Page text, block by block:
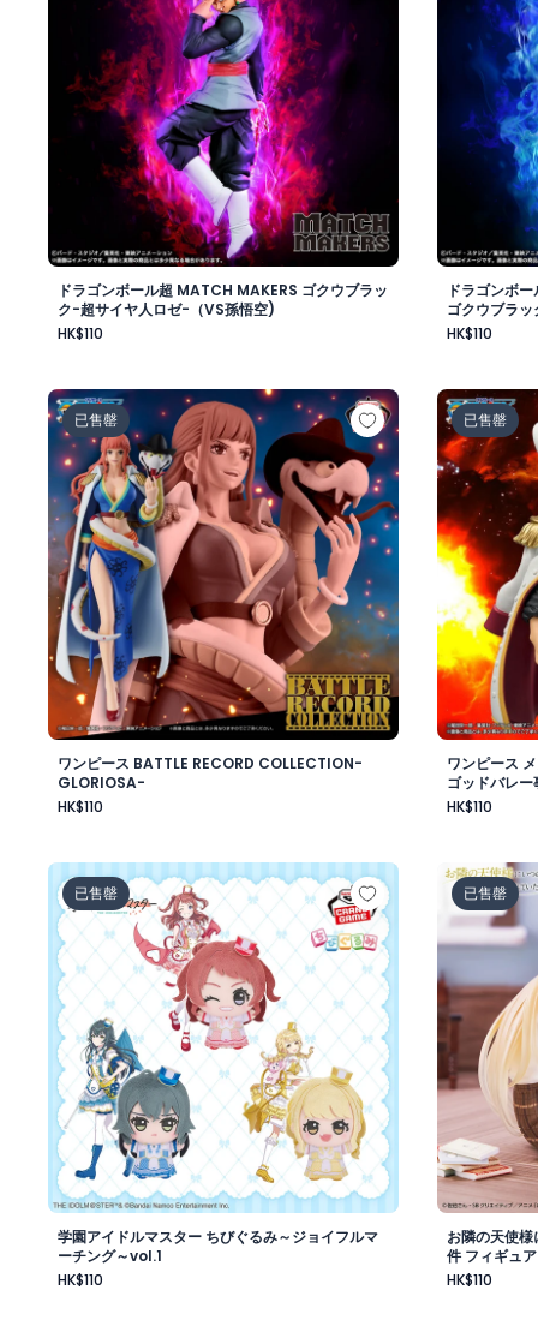
ドラゴンボール超 MATCH MAKERS ゴクウブラッ
ク-超サイヤ人ロゼ-（VS孫悟空)
HK$110
ドラゴンボ
ゴクウブラ
HK$110
ワンピース BATTLE RECORD COLLECTION-
已售罄
ワンピース BATTLE RECORD COLLECTION-
GLORIOSA-
HK$110
ワンピー
已售罄
ワンピース
ゴッドバレ
HK$110
学園アイドルマスター ちびぐるみ～ジョイフルマーチン
已售罄
学園アイドルマスター ちびぐるみ～ジョイフルマ
ーチング～vol.1
HK$110
お隣の天
已售罄
お隣の天使
件 フィギュ
HK$110